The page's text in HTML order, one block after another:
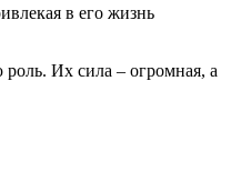
в его жизнь
Их сила – огромная, а